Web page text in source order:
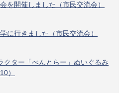
を開催しました（市民交流会）
に行きました（市民交流会）
クター「べんとらー」ぬいぐるみ
）